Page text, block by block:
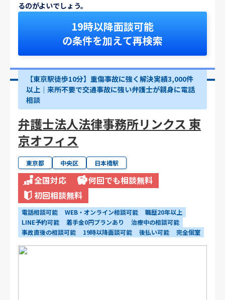
るのがよいでしょう。
19時以降面談可能
の条件を加えて再検索
【東京駅徒歩10分】重傷事故に強く解決実績3,000件
以上│来所不要で交通事故に強い弁護士が親身に電話
相談
弁護士法人法律事務所リンクス 東
京オフィス
東京都 中央区 日本橋駅
全国対応
何回でも相談無料
初回相談無料
電話相談可能 WEB・オンライン相談可能
職歴20年以上
LINE予約可能
着手金0円プランあり
治療中の相談可能
事故直後の相談可能
19時以降面談可能 後払い可能 完全個室